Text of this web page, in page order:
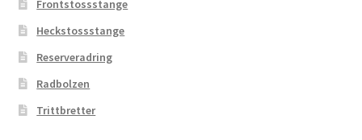
Frontstossstange
Heckstossstange
Reserveradring
Radbolzen
Trittbretter